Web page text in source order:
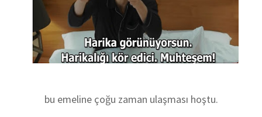
bu emeline çoğu zaman ulaşması hoştu.